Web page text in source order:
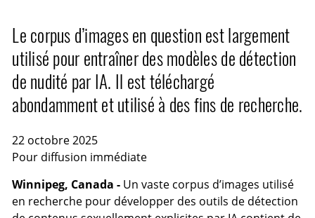
Le corpus d’images en question est largement
utilisé pour entraîner des modèles de détection
de nudité par IA. Il est téléchargé
abondamment et utilisé à des fins de recherche.
22 octobre 2025
Pour diffusion immédiate
Winnipeg, Canada - Un vaste corpus d’images utilisé
en recherche pour développer des outils de détection